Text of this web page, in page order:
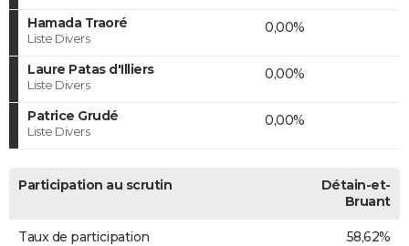
Hamada Traoré
Liste Divers
0,00%
Laure Patas d'Illiers
Liste Divers
0,00%
Patrice Grudé
Liste Divers
0,00%
Participation au scrutin
Détain-et-
Bruant
Taux de participation 58,62%